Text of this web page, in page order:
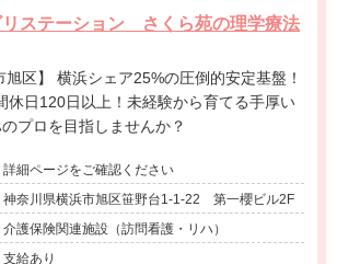
リステーション さくら苑の理学療法
倒的安定基盤！
休日120日以上！未経験から育てる手厚い
プロを目指しませんか？
詳細ページをご確認ください
神奈川県横浜市旭区笹野台1-1-22 第一櫻ビル2F
介護保険関連施設（訪問看護・リハ）
支給あり